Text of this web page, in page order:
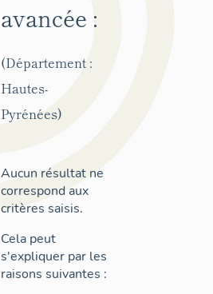
avancée :
(Département :
Hautes-
Pyrénées)
Aucun résultat ne
correspond aux
critères saisis.
Cela peut
s'expliquer par les
raisons suivantes :